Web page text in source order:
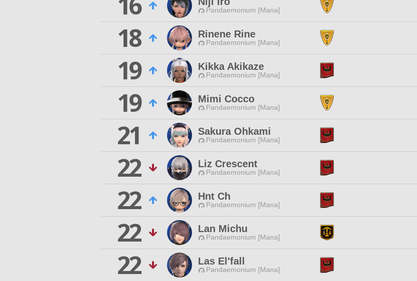
Pandaemonium [Mana]
18
Rinene Rine
Pandaemonium [Mana]
19
Kikka Akikaze
Pandaemonium [Mana]
19
Mimi Cocco
Pandaemonium [Mana]
21
Sakura Ohkami
Pandaemonium [Mana]
22
Liz Crescent
Pandaemonium [Mana]
22
Hnt Ch
Pandaemonium [Mana]
22
Lan Michu
Pandaemonium [Mana]
22
Las El'fall
Pandaemonium [Mana]